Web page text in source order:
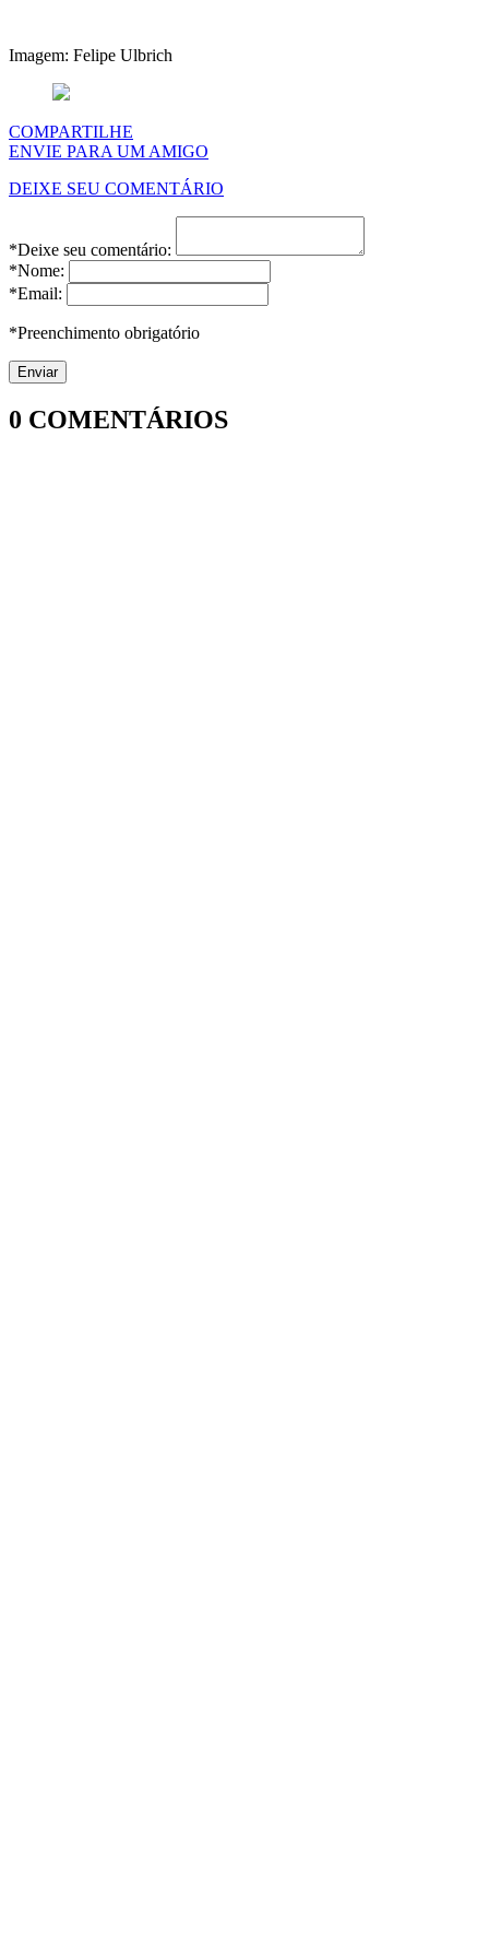
Imagem: Felipe Ulbrich
COMPARTILHE
ENVIE PARA UM AMIGO
DEIXE SEU COMENTÁRIO
*Deixe seu comentário:
*Nome:
*Email:
*Preenchimento obrigatório
0 COMENTÁRIOS